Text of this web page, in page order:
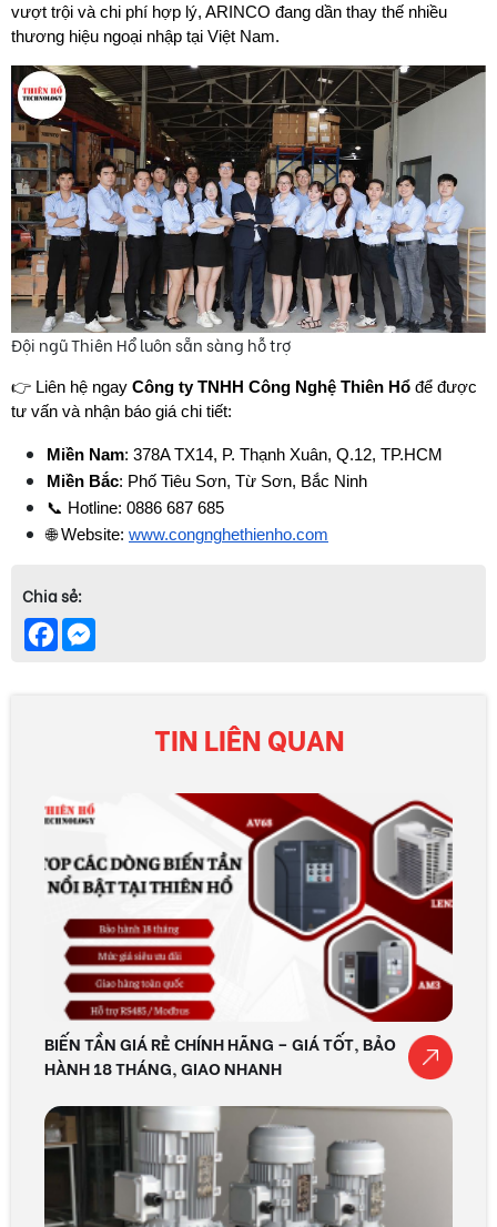
vượt trội và chi phí hợp lý, ARINCO đang dần thay thế nhiều
thương hiệu ngoại nhập tại Việt Nam.
Đội ngũ Thiên Hổ luôn sẵn sàng hỗ trợ
👉 Liên hệ ngay Công ty TNHH Công Nghệ Thiên Hổ để được
tư vấn và nhận báo giá chi tiết:
Miền Nam: 378A TX14, P. Thạnh Xuân, Q.12, TP.HCM
Miền Bắc: Phố Tiêu Sơn, Từ Sơn, Bắc Ninh
📞 Hotline: 0886 687 685
🌐 Website: www.congnghethienho.com
Chia sẻ:
Facebook
TIN LIÊN QUAN
BIẾN TẦN GIÁ RẺ CHÍNH HÃNG – GIÁ TỐT, BẢO
HÀNH 18 THÁNG, GIAO NHANH